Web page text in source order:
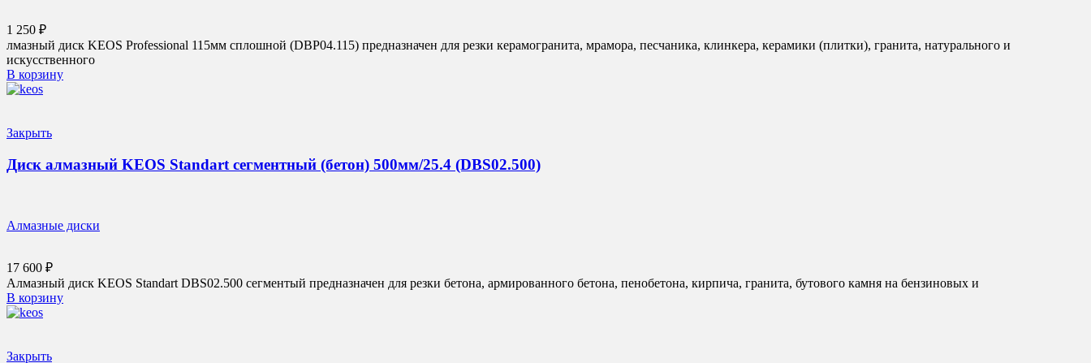
1 250 ₽
лмазный диск KEOS Professional 115мм сплошной (DBP04.115) предназначен для резки керамогранита, мрамора, песчаника, клинкера, керамики (плитки), гранита, натурального и
искусственного
В корзину
Закрыть
Диск алмазный KEOS Standart сегментный (бетон) 500мм/25.4 (DBS02.500)
Алмазные диски
17 600 ₽
Алмазный диск KEOS Standart DBS02.500 сегментый предназначен для резки бетона, армированного бетона, пенобетона, кирпича, гранита, бутового камня на бензиновых и
В корзину
Закрыть